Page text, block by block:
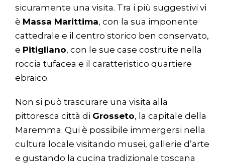
sicuramente una visita. Tra i più suggestivi vi
è Massa Marittima, con la sua imponente
cattedrale e il centro storico ben conservato,
e Pitigliano, con le sue case costruite nella
roccia tufacea e il caratteristico quartiere
ebraico.
Non si può trascurare una visita alla
pittoresca città di Grosseto, la capitale della
Maremma. Qui è possibile immergersi nella
cultura locale visitando musei, gallerie d’arte
e gustando la cucina tradizionale toscana